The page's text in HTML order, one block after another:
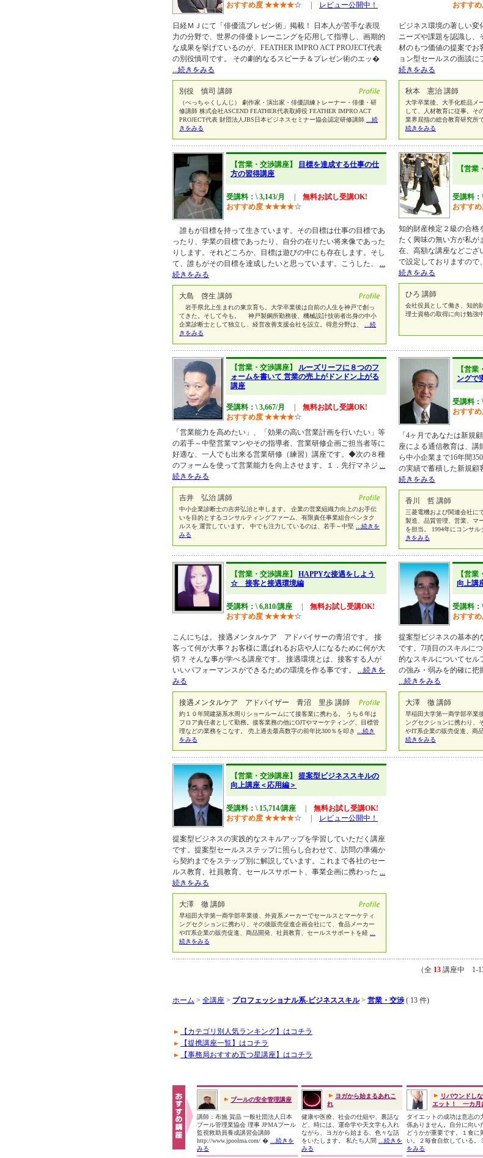
おすすめ度 ★★★★☆ レビュー公開中！
日経ＭＪにて「俳優流プレゼン術」掲載！ 日本人が苦手な表現
力の分野で、世界の俳優トレーニングを応用して指導し、画期的
な成果を挙げているのが、FEATHER IMPRO ACT PROJECT代表
の別役慎司です。 その劇的なるスピーチ＆プレゼン術のエッ�
...続きをみる
別役 慎司 講師
（べっちゃくしんじ） 劇作家・演出家・俳優訓練トレーナー・俳優・研
修講師 株式会社ASCEND FEATHER代表取締役 FEATHER IMPRO ACT
PROJECT代表 財団法人JBS日本ビジネスセミナー協会認定研修講師
...続
きをみる
おすす
ビジネス環境の著しい
ニーズや課題を認識し、
材のもつ価値の提案でお
ョン型セールスの面談に
続きをみる
秋本 憲治 講師
大学卒業後、大手化粧品メ
して、人材教育に従事。そ
業界屈指の総合教育研究所
続きをみる
【営業・交渉講座】
目標を達成する仕事の仕
方の習得講座
受講料：\ 3,143/月
無料お試し受講OK!
おすすめ度 ★★★★☆
誰もが目標を持って生きています。その目標は仕事の目標であ
ったり、学業の目標であったり、自分の在りたい将来像であった
りします。それどころか、目標は遊びの中にも存在します。そし
て、誰もがその目標を達成したいと思っています。こうした、 ...
続きをみる
大島 啓生 講師
岩手県北上生まれの東京育ち。大学卒業後は自前の人生を神戸で創っ
てきた。そして今も。 神戸製鋼所勤務後、機械設計技術者出身の中小
企業診断士として独立し、経営改善支援会社を設立。得意分野は、
...続
きをみる
【営業
受講料：
おすす
知的財産検定２級の合格
たく興味の無い方が私が
在、高額な講座などござ
で設定しておりますので
続きをみる
ひろ 講師
会社役員として働き、知的
理士資格の取得に向け勉強
【営業・交渉講座】 ルーズリーフに８つのフ
ォームを書いて 営業の売上がドンドン上がる
講座
受講料：\ 3,667/月
無料お試し受講OK!
おすすめ度 ★★★★☆
「営業能力を高めたい」、「効果の高い営業計画を行いたい」等
の若手～中堅営業マンやその指導者、営業研修企画ご担当者等に
好適な、一人でも出来る営業研修（練習）講座です。◆次の８種
のフォームを使って営業能力を向上させます。１．先行マネジ ...
続きをみる
吉井 弘治 講師
中小企業診断士の吉井弘治と申します。 企業の営業組織力向上のお手伝
いを目的とするコンサルティングファーム、有限責任事業組合ペンタク
ルスを 運営しています。 中でも注力しているのは、若手～中堅
...続きを
みる
【営業
ングで
受講料：
おすす
「4ヶ月であなたは新規
座による通信教育は、講
ら中小企業まで16年間
の実績で蓄積した新規顧
続きをみる
香川 哲 講師
三菱電機および関連会社に
製造、品質管理、営業、マ
を担当。 1994年にコンサ
きをみる
【営業・交渉講座】 HAPPYな接遇をしよう
☆ 接客と接遇環境編
受講料：\ 6,810/講座
無料お試し受講OK!
おすすめ度 ★★★★☆
こんにちは。 接遇メンタルケア アドバイサーの青沼です。 接
客って何が大事？お客様に選ばれるお店や人になるために何が大
切？ そんな事が学べる講座です。 接遇環境とは、接客する人が
いいパフォーマンスができるための環境を作る事です。 ...続きを
みる
接遇メンタルケア アドバイザー 青沼 里歩 講師
約１０年間建築系水周りショールームにて接客業に携わる。 うち６年は
フロア責任者として勤務。接客業務の他にOJTやマーケティング、目標管
理などの業務をこなす。 売上過去最高数字の前年比300％を叩き
...続き
をみる
【営業
向上講
受講料：
おすす
提案型ビジネスの基本的
です。7項目のスキルに
的なスキルについてセル
の強み・弱みを的確に
...続きをみる
大澤 徹 講師
早稲田大学第一商学部卒業
ングセクションに携わり、
やIT系企業の販売促進、商
続きをみる
【営業・交渉講座】 提案型ビジネススキルの
向上講座＜応用編＞
受講料：\ 15,714/講座
無料お試し受講OK!
おすすめ度 ★★★★☆ レビュー公開中！
提案型ビジネスの実践的なスキルアップを学習していただく講座
です。提案型セールスステップに照らし合わせて、訪問の準備か
ら契約までをステップ別に解説しています。これまで各社のセー
ルス教育、社員教育、セールスサポート、事業企画に携わった ...
続きをみる
大澤 徹 講師
早稲田大学第一商学部卒業後、外資系メーカーでセールスとマーケティ
ングセクションに携わり、その後販売促進企画会社にて、食品メーカー
やIT系企業の販売促進、商品開発、社員教育、セールスサポートを経
続きをみる
（全 13 講座中 1-
ホーム > 全講座 > プロフェッショナル系-ビジネススキル> 営業・交渉 ( 13 件)
【カテゴリ別人気ランキング】はコチラ
【提携講座一覧】はコチラ
【事務局おすすめ五つ星講座】はコチラ
プールの安全管理講座
講師：布施 賀晶 一般社団法人日本
プール管理業協会 理事 JPMAプール
監視救助員養成講習会講師
http://www.jpoolma.com/ �
...続きを
みる
ヨガから始まるあれこ
れ
健康や医療、社会の仕組や、裏話な
ど、時には、運命学や天文学も入れ
ながら、ヨガから始まる、色々な話
をいたします。 私たち人間
...続きを
みる
リバウンドし
エット！ 一カ月
ダイエットの成功は意志の
係ありません。自分に向い
どうかが重要です。１食に
い。２毎食自炊している。
をみる